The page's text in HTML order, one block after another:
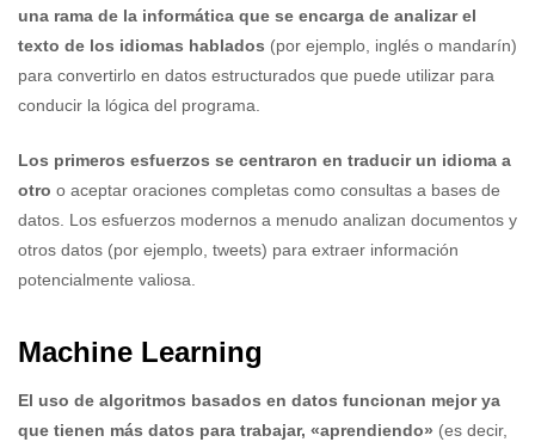
una rama de la informática que se encarga de analizar el
texto de los idiomas hablados (por ejemplo, inglés o mandarín)
para convertirlo en datos estructurados que puede utilizar para
conducir la lógica del programa.
Los primeros esfuerzos se centraron en traducir un idioma a
otro o aceptar oraciones completas como consultas a bases de
datos. Los esfuerzos modernos a menudo analizan documentos y
otros datos (por ejemplo, tweets) para extraer información
potencialmente valiosa.
Machine Learning
El uso de algoritmos basados en datos funcionan mejor ya
que tienen más datos para trabajar, «aprendiendo» (es decir,